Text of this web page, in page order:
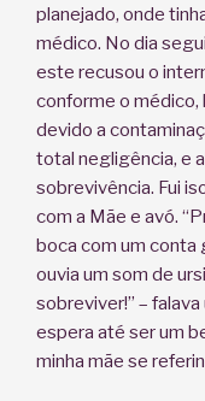
planejado, onde
médico. No dia
este recusou o
conforme o médico,
devido a
total negligência, e
sobrevivência. Fui
com a Mãe e avó.
boca com um conta
ouvia um som de
sobreviver!” –
espera até ser um
minha mãe se